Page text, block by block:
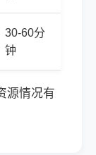
30-60分
钟
源情况有